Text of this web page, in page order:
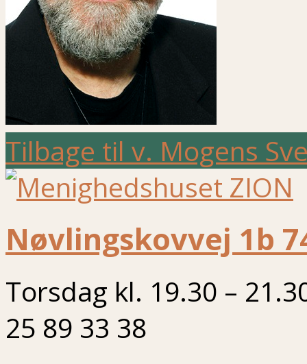
Tilbage til v. Mogens
Nøvlingskovvej 1b
Torsdag kl. 19.30 –
25 89 33 38